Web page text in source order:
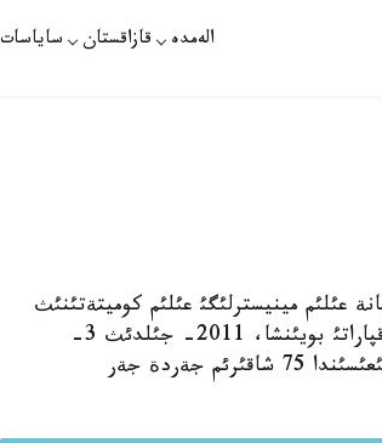
الەمدە قازاقستان ساياسات
جانة عئلئم مينيسترلئگئ عئلئم كوميتةتئنئث
«سةيسمولوگيالئق تاجئريبة-ادئستةمةلئك ةكسپةديسياسئ» م م اقپاراتئ بويئنشا، 2011- جئلدئث 3-
مامئرئ كذنئ 17 ساعات 33 مينؤتتا الماتئ قالاسئنئث سولتذستئك شئعئسئندا 75 شاقئرئم جةردة جةر